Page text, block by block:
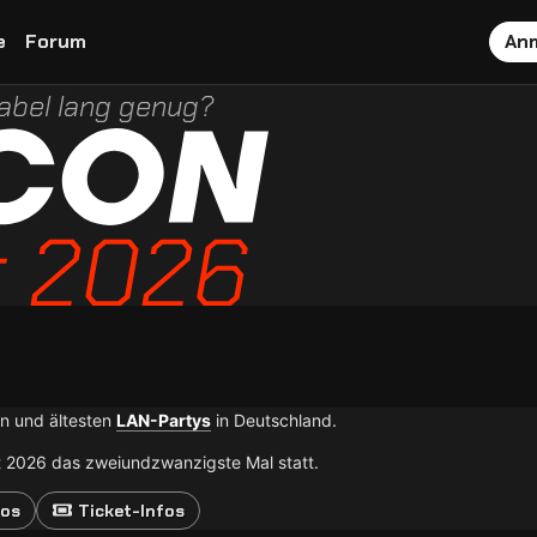
Forum
lang genug?
und ältesten LAN-Partys in Deutschland.
das zweiundzwanzigste Mal statt.
Ticket-Infos